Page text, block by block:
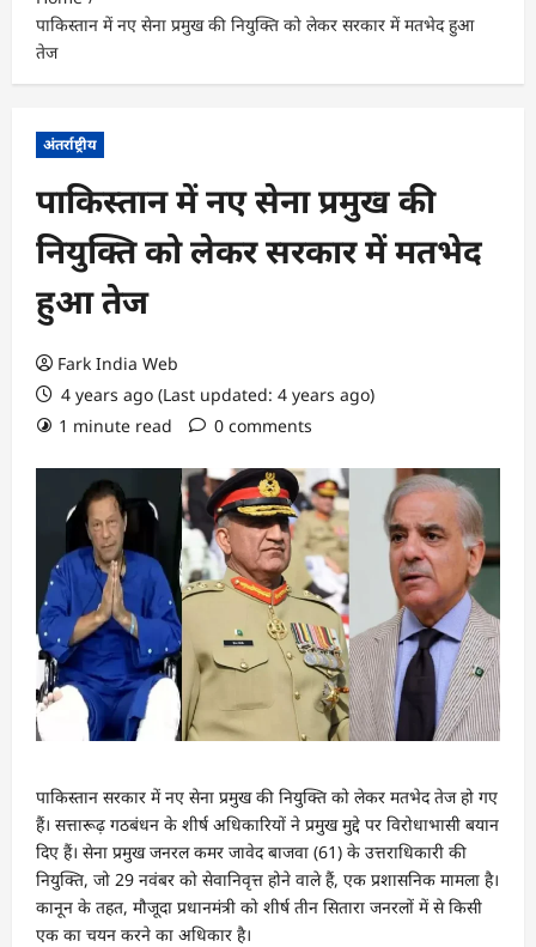
पाकिस्तान में नए सेना प्रमुख की नियुक्ति को लेकर सरकार में मतभेद हुआ
तेज
अंतर्राष्ट्रीय
पाकिस्तान में नए सेना प्रमुख की
नियुक्ति को लेकर सरकार में मतभेद
हुआ तेज
Fark India Web
4 years ago (Last updated: 4 years ago)
1 minute read
0 comments
पाकिस्तान सरकार में नए सेना प्रमुख की नियुक्ति को लेकर मतभेद तेज हो गए
हैं। सत्तारूढ़ गठबंधन के शीर्ष अधिकारियों ने प्रमुख मुद्दे पर विरोधाभासी बयान
दिए हैं। सेना प्रमुख जनरल कमर जावेद बाजवा (61) के उत्तराधिकारी की
नियुक्ति, जो 29 नवंबर को सेवानिवृत्त होने वाले हैं, एक प्रशासनिक मामला है।
कानून के तहत, मौजूदा प्रधानमंत्री को शीर्ष तीन सितारा जनरलों में से किसी
एक का चयन करने का अधिकार है।